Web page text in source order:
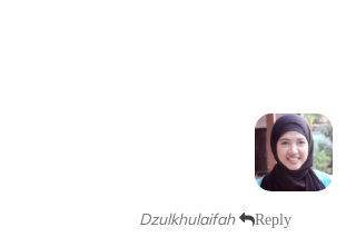
Dzulkhulaifah Reply